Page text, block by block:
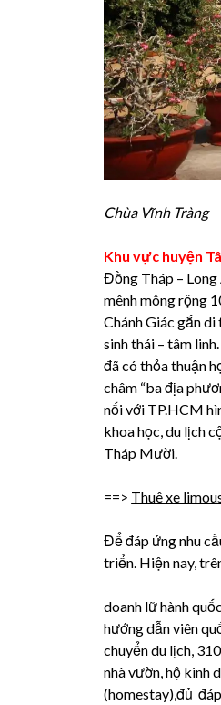
Chùa Vĩnh Tràng
Khu vực huyện
Đồng Tháp –
mênh mông rộng
Chánh Giác gắn
sinh thái – tâm
đã có thỏa thuận
châm “ba địa
nối với TP.HCM
khoa học, du lịch
Tháp Mười.
==> Thuê xe
Để đáp ứng nhu
triển. Hiện nay,
doanh lữ hành
hướng dẫn viên
chuyển du lịch,
nhà vườn, hộ kinh
(homestay),đủ